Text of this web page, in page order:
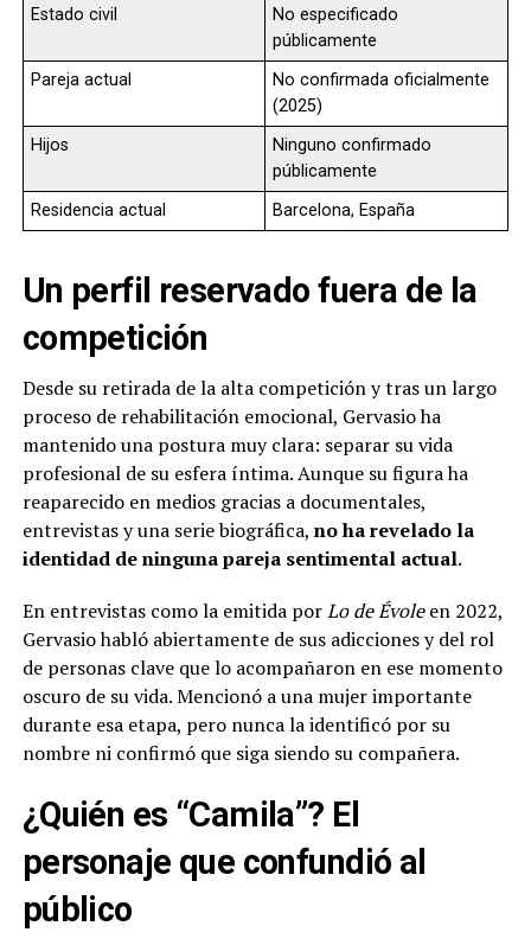
Estado civil
No especificado
públicamente
Pareja actual
No confirmada oficialmente
(2025)
Hijos
Ninguno confirmado
públicamente
Residencia actual
Barcelona, España
Un perfil reservado fuera de la
competición
Desde su retirada de la alta competición y tras un largo
proceso de rehabilitación emocional, Gervasio ha
mantenido una postura muy clara: separar su vida
profesional de su esfera íntima. Aunque su figura ha
reaparecido en medios gracias a documentales,
entrevistas y una serie biográfica, no ha revelado la
identidad de ninguna pareja sentimental actual.
En entrevistas como la emitida porLo de Évoleen 2022,
Gervasio habló abiertamente de sus adicciones y del rol
de personas clave que lo acompañaron en ese momento
oscuro de su vida. Mencionó a una mujer importante
durante esa etapa, pero nunca la identificó por su
nombre ni confirmó que siga siendo su compañera.
¿Quién es “Camila”? El
personaje que confundió al
público